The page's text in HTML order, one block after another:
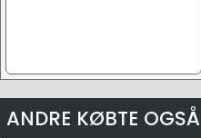
ANDRE KØBTE OGSÅ